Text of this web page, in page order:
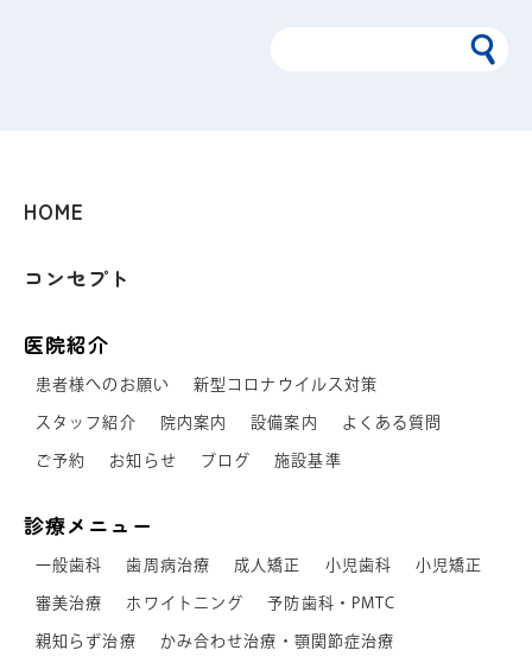
HOME
コンセプト
医院紹介
患者様へのお願い 新型コロナウイルス対策
スタッフ紹介 院内案内 設備案内 よくある質問
ご予約 お知らせ ブログ 施設基準
診療メニュー
一般歯科 歯周病治療 成人矯正 小児歯科 小児矯正
審美治療 ホワイトニング 予防歯科・PMTC
親知らず治療 かみ合わせ治療・顎関節症治療